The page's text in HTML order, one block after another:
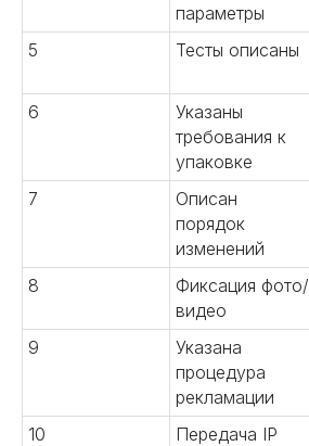
параметры
5
Тесты описаны
6
Указаны
требования к
упаковке
7
Описан
порядок
изменений
8
Фиксация фото/
видео
9
Указана
процедура
рекламации
10 Передача IP
тестируем образцы,
контролируем выпуск серийной
продукции. Обеспечиваем
надежные поставки и лучшие
цены в Китае.
денежных переводов.
Подробнее